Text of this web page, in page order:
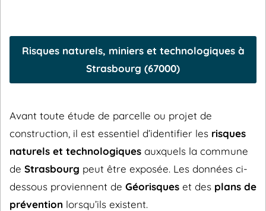
Risques naturels, miniers et technologiques à
Strasbourg (67000)
Avant toute étude de parcelle ou projet de
construction, il est essentiel d’identifier les risques
naturels et technologiques auxquels la commune
de Strasbourg peut être exposée. Les données ci-
dessous proviennent de Géorisques et des plans de
prévention lorsqu’ils existent.